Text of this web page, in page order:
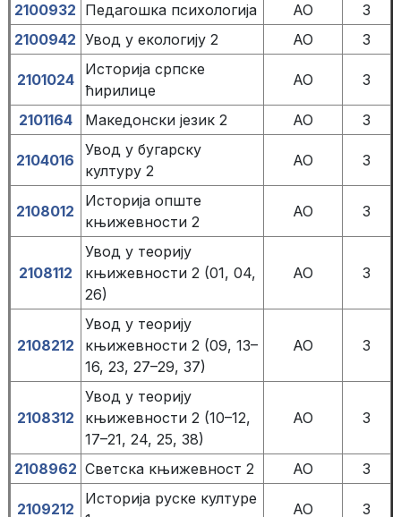
2100932 Педагошка психологија АО
3
2100942 Увод у екологију 2 АО 3
2101024
Историја српске
ћирилице
АО 3
2101164 Македонски језик 2 AO 3
2104016
Увод у бугарску
културу 2
AO 3
2108012
Историја опште
књижевности 2
АО 3
2108112
Увод у теорију
књижевности 2 (01, 04,
26)
АО 3
2108212
Увод у теорију
књижевности 2 (09, 13–
16, 23, 27–29, 37)
АО 3
2108312
Увод у теорију
књижевности 2 (10–12,
17–21, 24, 25, 38)
АО 3
2108962 Светска књижевност 2 АО 3
2109212
Историја руске културе
АО 3